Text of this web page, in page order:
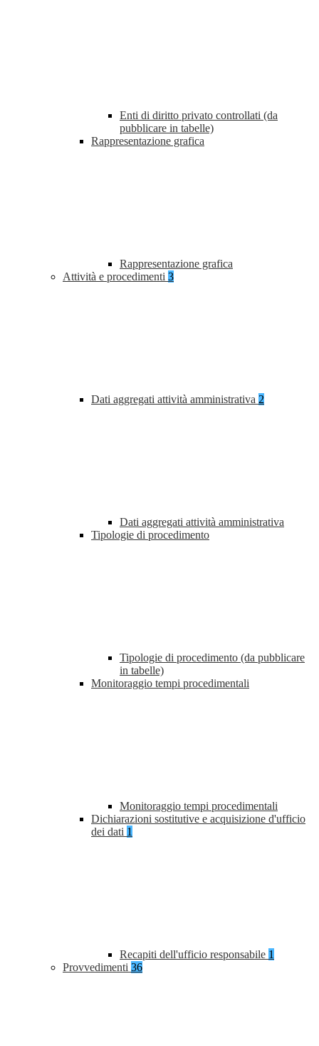
Enti di diritto privato controllati (da
pubblicare in tabelle)
Rappresentazione grafica
Rappresentazione grafica
Attività e procedimenti 3
Dati aggregati attività amministrativa 2
Dati aggregati attività amministrativa
Tipologie di procedimento
Tipologie di procedimento (da pubblicare
in tabelle)
Monitoraggio tempi procedimentali
Monitoraggio tempi procedimentali
Dichiarazioni sostitutive e acquisizione d'ufficio
dei dati 1
Recapiti dell'ufficio responsabile 1
Provvedimenti 36